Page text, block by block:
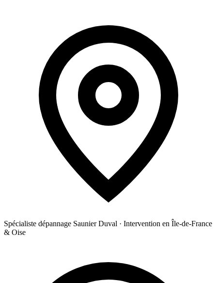
Spécialiste dépannage Saunier Duval · Intervention en Île-de-France
& Oise